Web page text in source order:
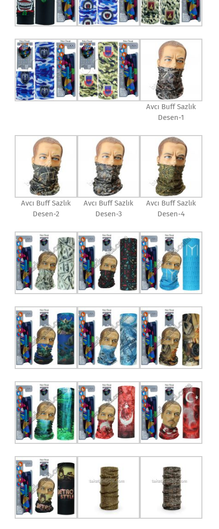
Avcı Buff Sazlık
Desen-1
Avcı Buff Sazlık
Desen-2
Avcı Buff Sazlık
Desen-3
Avcı Buff Sazlık
Desen-4